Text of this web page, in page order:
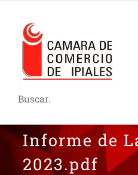
Buscar.
Informe de
2023.pdf